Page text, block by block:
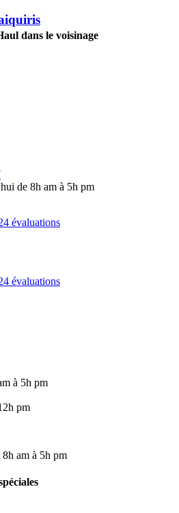
dans le voisinage
de 8h am à 5h pm
évaluations
évaluations
à 5h pm
pm
am à 5h pm